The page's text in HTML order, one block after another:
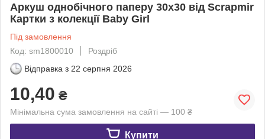
Аркуш однобічного паперу 30x30 від Scrapmir
Картки з колекції Baby Girl
Під замовлення
Код: sm1800010
Роздріб
Відправка з 22 серпня 2026
10,40 ₴
Мінімальна сума замовлення на сайті — 100 ₴
Купити